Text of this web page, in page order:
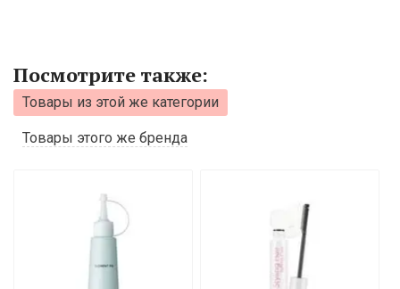
Посмотрите также:
Товары из этой же категории
Товары этого же бренда